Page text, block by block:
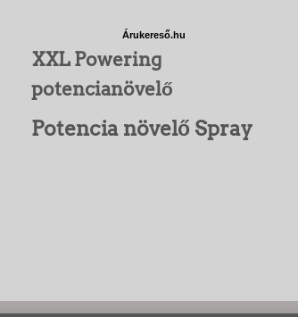
Árukereső.hu
XXL Powering
potencianövelő
Potencia növelő Spray